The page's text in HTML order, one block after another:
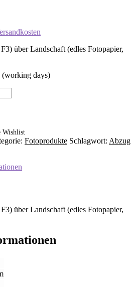
über Landschaft (edles Fotopapier,
(working days)
Wishlist
Fotoprodukte Schlagwort: Abzug
über Landschaft (edles Fotopapier,